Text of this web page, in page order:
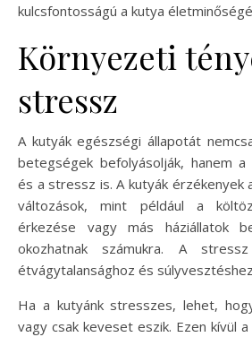
kulcsfontosságú a kutya
Környezeti
stressz
A kutyák egészségi állapotát
betegségek befolyásolják, hanem
és a stressz is. A kutyák érzékenyek
változások, mint például a
érkezése vagy más háziállatok
okozhatnak számukra. A
étvágytalansághoz és
Ha a kutyánk stresszes, lehet,
vagy csak keveset eszik. Ezen kívül